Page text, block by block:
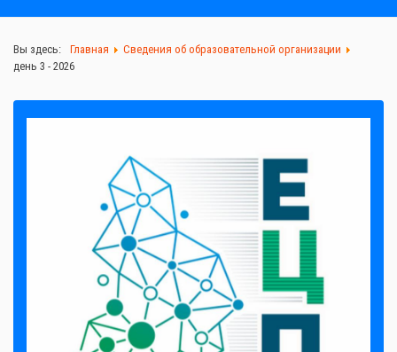
Вы здесь: Главная
Сведения об образовательной организации
день 3 - 2026